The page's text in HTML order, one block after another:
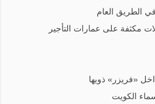
الطريق العام
مكثفة على عمارات التأجير
«فريزر» ذويها
الكويت